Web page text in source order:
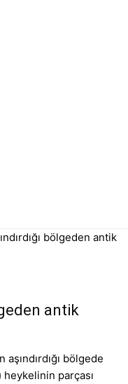
bölgeden antik
antik
aşındırdığı bölgede
parçası